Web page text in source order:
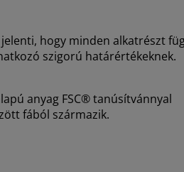
jelenti, hogy minden alkatrészt
szigorú határértékeknek.
anyag FSC® tanúsítvánnyal
fából származik.